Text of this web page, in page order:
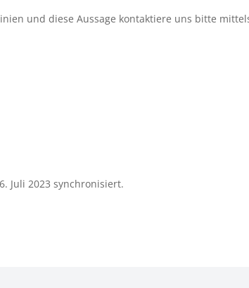
und diese Aussage kontaktiere uns bitte
Juli 2023 synchronisiert.